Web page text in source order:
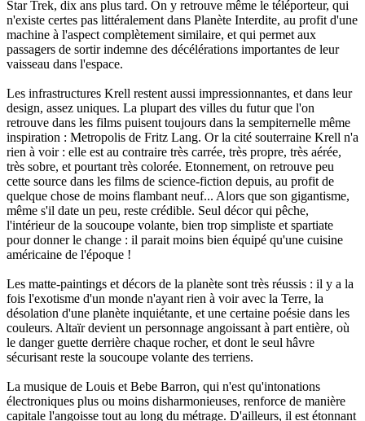
Star Trek, dix ans plus tard. On y retrouve même le téléporteur, qui
n'existe certes pas littéralement dans Planète Interdite, au profit d'une
machine à l'aspect complètement similaire, et qui permet aux
passagers de sortir indemne des décélérations importantes de leur
vaisseau dans l'espace.
Les infrastructures Krell restent aussi impressionnantes, et dans leur
design, assez uniques. La plupart des villes du futur que l'on
retrouve dans les films puisent toujours dans la sempiternelle même
inspiration : Metropolis de Fritz Lang. Or la cité souterraine Krell n'a
rien à voir : elle est au contraire très carrée, très propre, très aérée,
très sobre, et pourtant très colorée. Etonnement, on retrouve peu
cette source dans les films de science-fiction depuis, au profit de
quelque chose de moins flambant neuf... Alors que son gigantisme,
même s'il date un peu, reste crédible. Seul décor qui pêche,
l'intérieur de la soucoupe volante, bien trop simpliste et spartiate
pour donner le change : il parait moins bien équipé qu'une cuisine
américaine de l'époque !
Les matte-paintings et décors de la planète sont très réussis : il y a la
fois l'exotisme d'un monde n'ayant rien à voir avec la Terre, la
désolation d'une planète inquiétante, et une certaine poésie dans les
couleurs. Altaïr devient un personnage angoissant à part entière, où
le danger guette derrière chaque rocher, et dont le seul hâvre
sécurisant reste la soucoupe volante des terriens.
La musique de Louis et Bebe Barron, qui n'est qu'intonations
électroniques plus ou moins disharmonieuses, renforce de manière
capitale l'angoisse tout au long du métrage. D'ailleurs, il est étonnant